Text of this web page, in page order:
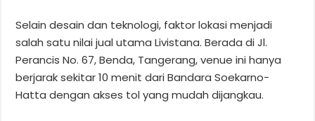
Selain desain dan teknologi, faktor lokasi menjadi
salah satu nilai jual utama Livistana. Berada di Jl.
Perancis No. 67, Benda, Tangerang, venue ini hanya
berjarak sekitar 10 menit dari Bandara Soekarno-
Hatta dengan akses tol yang mudah dijangkau.